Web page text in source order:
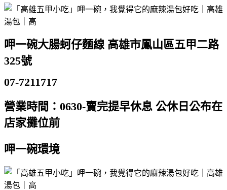
呷一碗大腸蚵仔麵線 高雄市鳳山區五甲二路
325號
07-7211717
營業時間：0630-賣完提早休息 公休日公布在
店家攤位前
呷一碗環境